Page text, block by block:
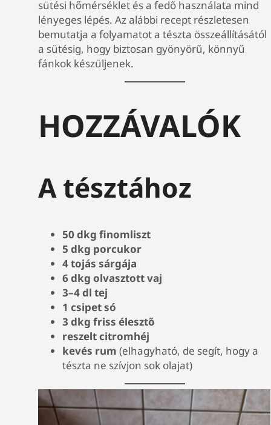
sütési hőmérséklet és a fedő használata mind
lényeges lépés. Az alábbi recept részletesen
bemutatja a folyamatot a tészta összeállításától
a sütésig, hogy biztosan gyönyörű, könnyű
fánkok készüljenek.
HOZZÁVALÓK
A tésztához
50 dkg finomliszt
5 dkg porcukor
4 tojás sárgája
6 dkg olvasztott vaj
3–4 dl tej
1 csipet só
3 dkg friss élesztő
reszelt citromhéj
kevés rum (elhagyható, de segít, hogy a
tészta ne szívjon sok olajat)